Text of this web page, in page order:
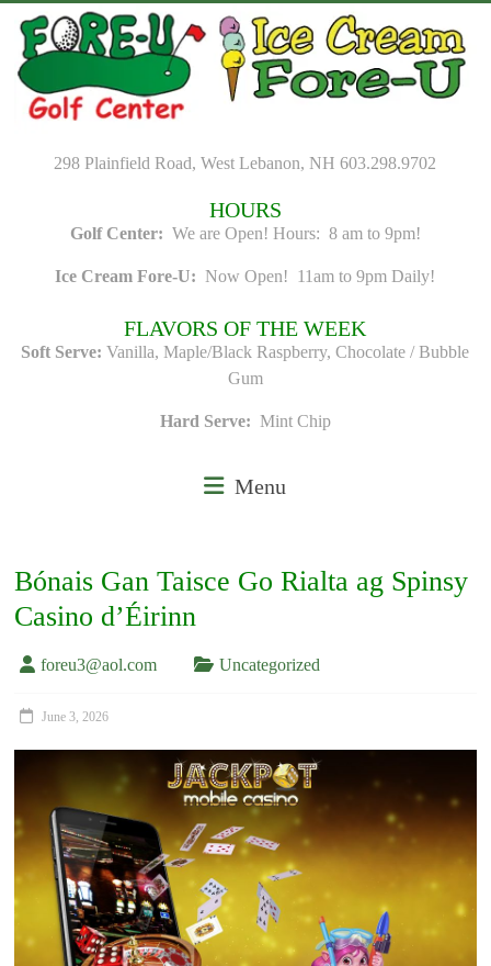
content
298 Plainfield Road, West Lebanon, NH 603.298.9702
HOURS
Golf Center: We are Open! Hours: 8 am to 9pm!
Ice Cream Fore-U: Now Open! 11am to 9pm Daily!
FLAVORS OF THE WEEK
Soft Serve: Vanilla, Maple/Black Raspberry, Chocolate / Bubble
Gum
Hard Serve: Mint Chip
Menu
Bónais Gan Taisce Go Rialta ag Spinsy
Casino d’Éirinn
foreu3@aol.com Uncategorized
June 3, 2026